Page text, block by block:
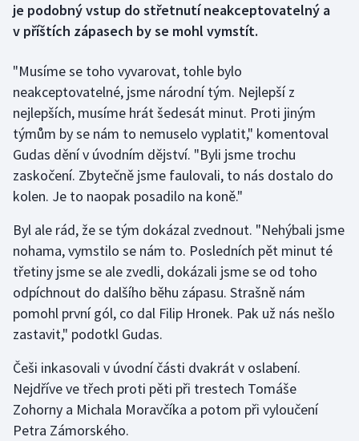
Florbal
Futsal
Golf
Gymnastika
Házená
Jezdectví
Judo
Krasobruslení
Lezení
Lyže a snowboard
Moderní pětiboj
je podobný vstup do střetnutí neakceptovatelný a
v příštích zápasech by se mohl vymstít.
"Musíme se toho vyvarovat, tohle bylo
neakceptovatelné, jsme národní tým. Nejlepší z
nejlepších, musíme hrát šedesát minut. Proti jiným
týmům by se nám to nemuselo vyplatit," komentoval
Gudas dění v úvodním dějství. "Byli jsme trochu
zaskočení. Zbytečně jsme faulovali, to nás dostalo do
kolen. Je to naopak posadilo na koně."
Byl ale rád, že se tým dokázal zvednout. "Nehýbali jsme
nohama, vymstilo se nám to. Posledních pět minut té
třetiny jsme se ale zvedli, dokázali jsme se od toho
odpíchnout do dalšího běhu zápasu. Strašně nám
pomohl první gól, co dal Filip Hronek. Pak už nás nešlo
zastavit," podotkl Gudas.
Češi inkasovali v úvodní části dvakrát v oslabení.
Nejdříve ve třech proti pěti při trestech Tomáše
Zohorny a Michala Moravčíka a potom při vyloučení
Petra Zámorského.